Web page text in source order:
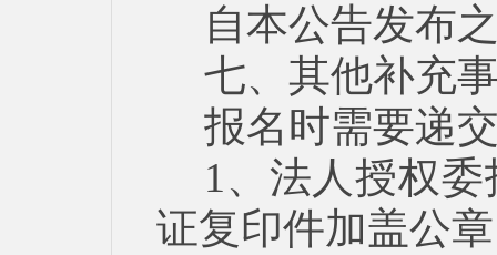
自本公告发布
七、其他补充
报名时需要递
1、法人授权
证复印件加盖公